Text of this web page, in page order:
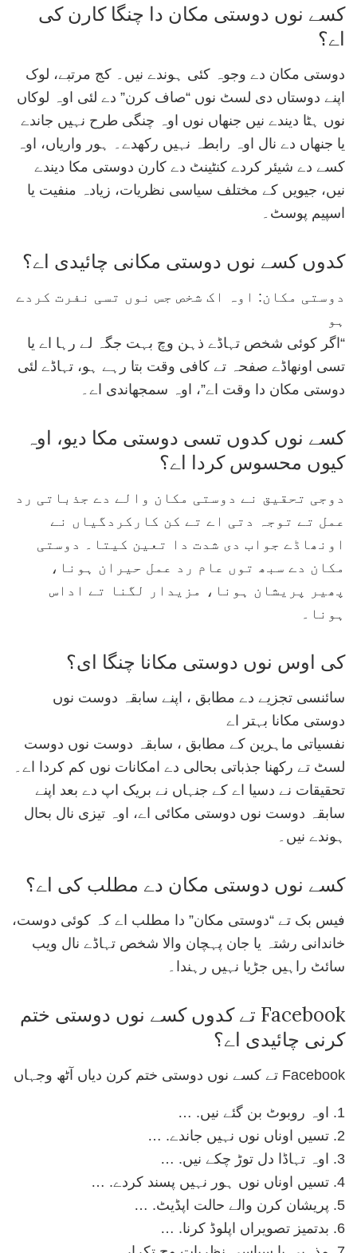
کسے نوں دوستی مکان دا چنگا کارن کی
اے؟
دوستی مکان دے وجوہ کئی ہوندے نیں۔ کج مرتبے، لوک
اپنے دوستاں دی لسٹ نوں “صاف کرن” دے لئی اوہ لوکاں
نوں ہٹا دیندے نیں جنھاں نوں اوہ چنگی طرح نہیں جاندے
یا جنھاں دے نال اوہ رابطہ نہیں رکھدے۔ ہور واریاں، اوہ
کسے دے شیئر کردے کنٹینٹ دے کارن دوستی مکا دیندے
نیں، جیویں کے مختلف سیاسی نظریات، زیادہ منفیت یا
اسپیم پوسٹ۔
کدوں کسے نوں دوستی مکانی چائیدی اے؟
دوستی مکان: اوہ اک شخص جس نوں تسی نفرت کردے
ہو
“اگر کوئی شخص تہاڈے ذہن وچ بہت جگہ لے رہا اے یا
تسی اونھاڈے صفحہ تے کافی وقت بتا رہے ہو، تہاڈے لئی
دوستی مکان دا وقت اے”، اوہ سمجھاندی اے۔
کسے نوں کدوں تسی دوستی مکا دیو، اوہ
کیوں محسوس کردا اے؟
دوجی تحقیق نے دوستی مکان والے دے جذباتی رد
عمل تے توجہ دتی اے تے کن کارکردگیاں نے
اونھاڈے جواب دی شدت دا تعین کیتا۔ دوستی
مکان دے سبھ توں عام رد عمل حیران ہونا،
پھیر پریشان ہونا، مزیدار لگنا تے اداس
ہونا۔
کی اوس نوں دوستی مکانا چنگا ای؟
سائنسی تجزیے دے مطابق ، اپنے سابقہ دوست نوں
دوستی مکانا بہتر اے
نفسیاتی ماہرین کے مطابق ، سابقہ دوست نوں دوست
لسٹ تے رکھنا جذباتی بحالی دے امکانات نوں کم کردا اے۔
تحقیقات نے دسیا اے کے جنہاں نے بریک اپ دے بعد اپنے
سابقہ دوست نوں دوستی مکائی اے، اوہ تیزی نال بحال
ہوندے نیں۔
کسے نوں دوستی مکان دے مطلب کی اے؟
فیس بک تے “دوستی مکان” دا مطلب اے کہ کوئی دوست،
خاندانی رشتہ یا جان پہچان والا شخص تہاڈے نال ویب
سائٹ راہیں جڑیا نہیں رہندا۔
Facebook تے کدوں کسے نوں دوستی ختم
کرنی چائیدی اے؟
Facebook تے کسے نوں دوستی ختم کرن دیاں آٹھ وجہاں
اوہ روبوٹ بن گئے نیں. …
تسیں اوناں نوں نہیں جاندے. …
اوہ تہاڈا دل توڑ چکے نیں. …
تسیں اوناں نوں ہور نہیں پسند کردے. …
پریشان کرن والے حالت اپڈیٹ. …
بدتمیز تصویراں اپلوڈ کرنا. …